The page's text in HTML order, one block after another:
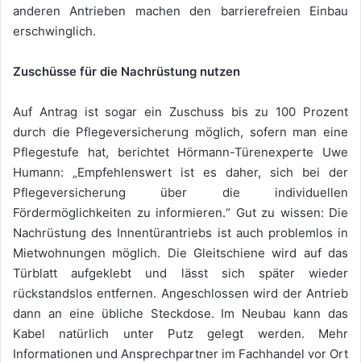
anderen Antrieben machen den barrierefreien Einbau
erschwinglich.
Zuschüsse für die Nachrüstung nutzen
Auf Antrag ist sogar ein Zuschuss bis zu 100 Prozent
durch die Pflegeversicherung möglich, sofern man eine
Pflegestufe hat, berichtet Hörmann-Türenexperte Uwe
Humann: „Empfehlenswert ist es daher, sich bei der
Pflegeversicherung über die individuellen
Fördermöglichkeiten zu informieren.“ Gut zu wissen: Die
Nachrüstung des Innentürantriebs ist auch problemlos in
Mietwohnungen möglich. Die Gleitschiene wird auf das
Türblatt aufgeklebt und lässt sich später wieder
rückstandslos entfernen. Angeschlossen wird der Antrieb
dann an eine übliche Steckdose. Im Neubau kann das
Kabel natürlich unter Putz gelegt werden. Mehr
Informationen und Ansprechpartner im Fachhandel vor Ort